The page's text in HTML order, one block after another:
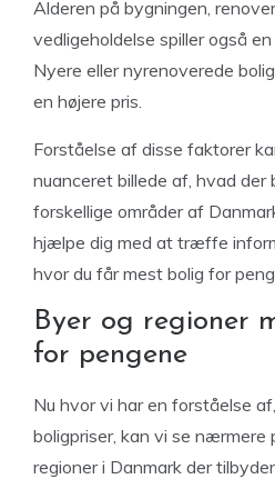
Alderen på bygningen,
vedligeholdelse spiller også
Nyere eller nyrenoverede
en højere pris.
Forståelse af disse faktorer
nuanceret billede af, hvad der
forskellige områder af
hjælpe dig med at træffe
hvor du får mest bolig for
Byer og regioner
for pengene
Nu hvor vi har en forståelse
boligpriser, kan vi se nærmere
regioner i Danmark der